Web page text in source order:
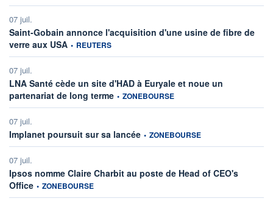
07 juil.
Saint-Gobain annonce l'acquisition d'une usine de fibre de
verre aux USA information fournie par
• REUTERS
07 juil.
LNA Santé cède un site d'HAD à Euryale et noue un
partenariat de long terme information fournie par
• ZONEBOURSE
07 juil.
Implanet poursuit sur sa lancée information fournie par
• ZONEBOURSE
07 juil.
Ipsos nomme Claire Charbit au poste de Head of CEO's
Office information fournie par
• ZONEBOURSE